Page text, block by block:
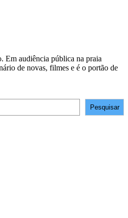
Em audiência pública na praia
de novas, filmes e é o portão de
Pesquisar